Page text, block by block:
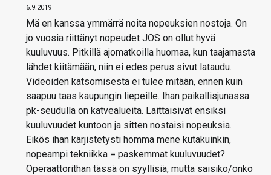
6.9.2019
Mä en kanssa ymmärrä noita nopeuksien nostoja. On
jo vuosia riittänyt nopeudet JOS on ollut hyvä
kuuluvuus. Pitkillä ajomatkoilla huomaa, kun taajamasta
lähdet kiitämään, niin ei edes perus sivut lataudu.
Videoiden katsomisesta ei tulee mitään, ennen kuin
saapuu taas kaupungin liepeille. Ihan paikallisjunassa
pk-seudulla on katvealueita. Laittaisivat ensiksi
kuuluvuudet kuntoon ja sitten nostaisi nopeuksia.
Eikös ihan kärjistetysti homma mene kutakuinkin,
nopeampi tekniikka = paskemmat kuuluvuudet?
Operaattorithan tässä on syyllisiä, mutta saisiko/onko